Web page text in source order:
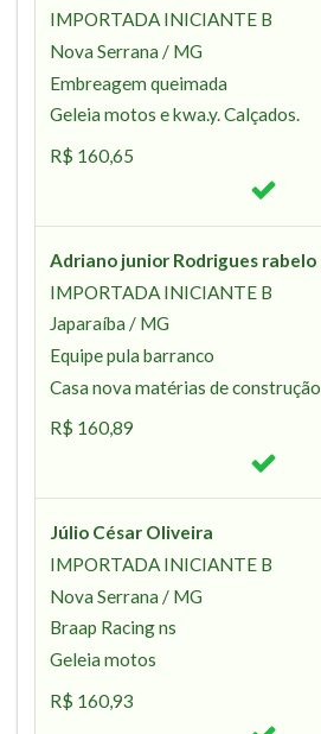
IMPORTADA INICIANTE B
Nova Serrana / MG
Embreagem queimada
Geleia motos e kwa.y. Calçados.
R$ 160,65
Adriano junior Rodrigues rabelo
IMPORTADA INICIANTE B
Japaraíba / MG
Equipe pula barranco
Casa nova matérias de construção
R$ 160,89
Júlio César Oliveira
IMPORTADA INICIANTE B
Nova Serrana / MG
Braap Racing ns
Geleia motos
R$ 160,93